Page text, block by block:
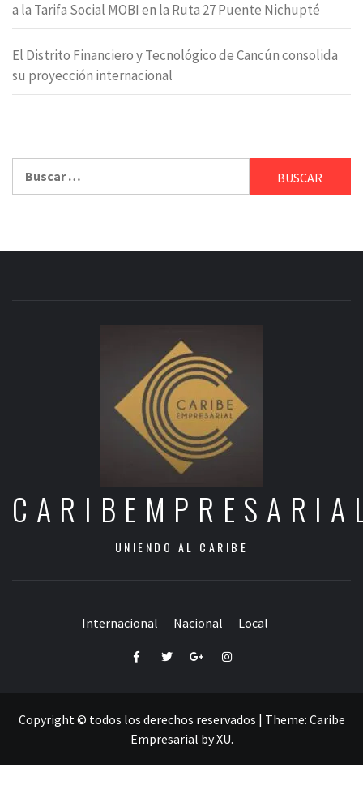
a la Tarifa Social MOBI en la Ruta 27 Puente Nichupté
El Distrito Financiero y Tecnológico de Cancún consolida
su proyección internacional
UNIENDO AL CARIBE
Internacional Nacional Local
FacebookTwitterGoogle+Instagram
Copyright © todos los derechos reservados | Theme: Caribe
Empresarial byXU.